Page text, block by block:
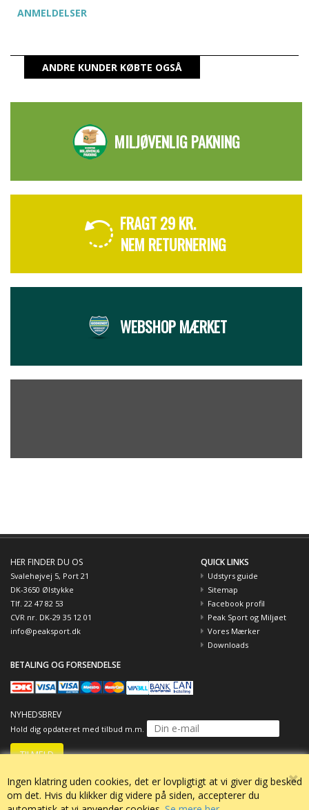
Ingen klatring uden cookies, det er lovpligtigt at vi giver dig besked
om det. Hvis du klikker dig videre på siden, accepterer du
ANMELDELSER
ANDRE KUNDER KØBTE OGSÅ
MILJØVENLIG PAKNING
FRAGT 29 KR.
NEM RETURNERING
WEBSHOP MÆRKET
HER FINDER DU OS
Svalehøjvej 5, Port 21
DK-3650 Ølstykke
Tlf. 22 47 82 53
CVR nr. DK-29 35 12 01
info@peaksport.dk
QUICK LINKS
Udstyrs guide
Sitemap
Facebook profil
Peak Sport og Miljøet
Vores Mærker
Downloads
BETALING OG FORSENDELSE
NYHEDSBREV
Hold dig opdateret med tilbud m.m.